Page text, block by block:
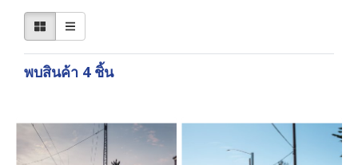
พบสินค้า 4 ชิ้น